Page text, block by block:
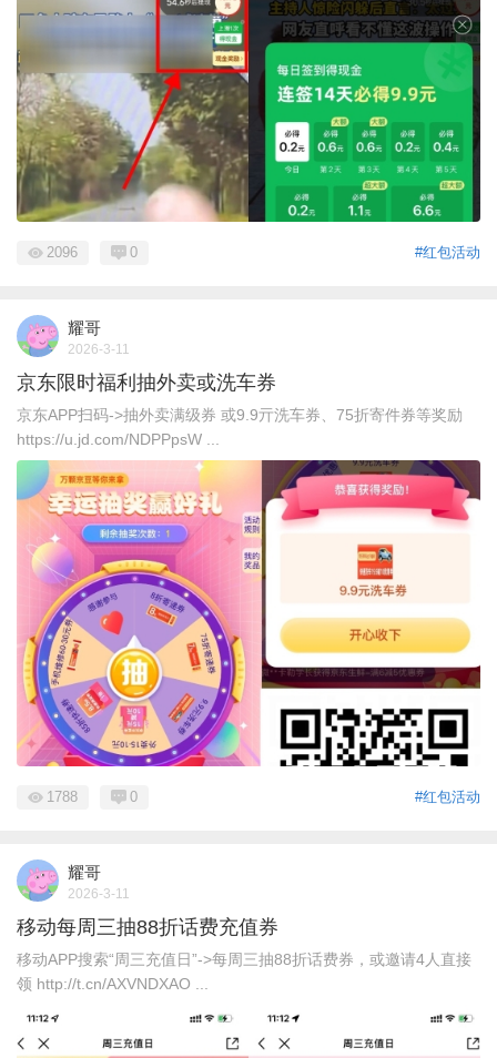
#红包活动
2096 0
耀哥
2026-3-11
京东限时福利抽外卖或洗车券
京东APP扫码->抽外卖满级券 或9.9亓洗车券、75折寄件券等奖励
https://u.jd.com/NDPPpsW ...
#红包活动
1788 0
耀哥
2026-3-11
移动每周三抽88折话费充值券
移动APP搜索“周三充值日”->每周三抽88折话费券，或邀请4人直接
领 http://t.cn/AXVNDXAO ...